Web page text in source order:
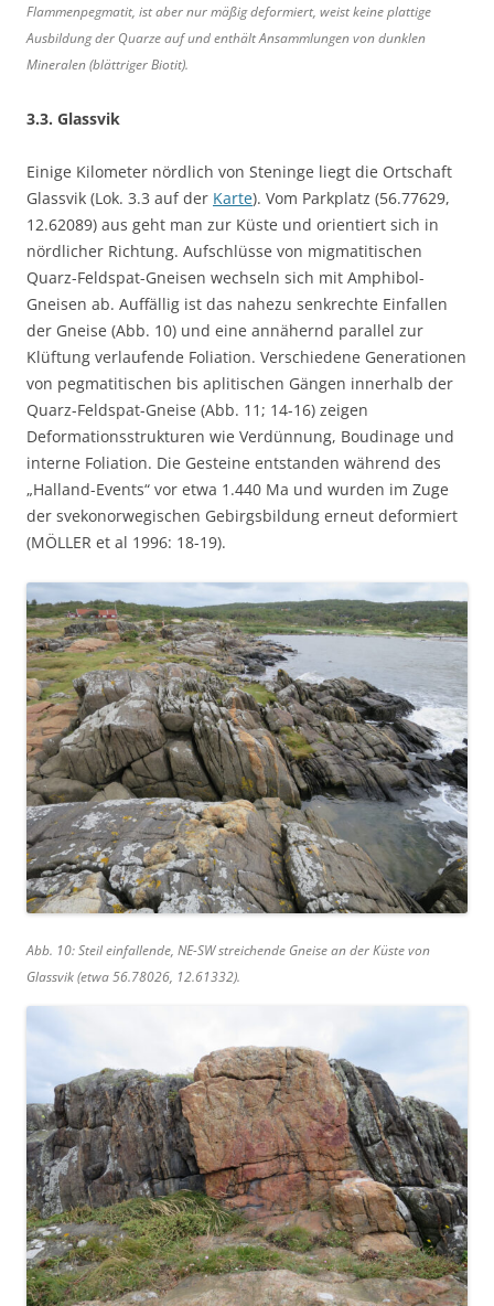
Flammenpegmatit, ist aber nur mäßig deformiert, weist keine plattige
Ausbildung der Quarze auf und enthält Ansammlungen von dunklen
Mineralen (blättriger Biotit).
3.3. Glassvik
Einige Kilometer nördlich von Steninge liegt die Ortschaft
Glassvik (Lok. 3.3 auf der Karte). Vom Parkplatz (56.77629,
12.62089) aus geht man zur Küste und orientiert sich in
nördlicher Richtung. Aufschlüsse von migmatitischen
Quarz-Feldspat-Gneisen wechseln sich mit Amphibol-
Gneisen ab. Auffällig ist das nahezu senkrechte Einfallen
der Gneise (Abb. 10) und eine annähernd parallel zur
Klüftung verlaufende Foliation. Verschiedene Generationen
von pegmatitischen bis aplitischen Gängen innerhalb der
Quarz-Feldspat-Gneise (Abb. 11; 14-16) zeigen
Deformationsstrukturen wie Verdünnung, Boudinage und
interne Foliation. Die Gesteine entstanden während des
„Halland-Events“ vor etwa 1.440 Ma und wurden im Zuge
der svekonorwegischen Gebirgsbildung erneut deformiert
(MÖLLER et al 1996: 18-19).
Abb. 10: Steil einfallende, NE-SW streichende Gneise an der Küste von
Glassvik (etwa 56.78026, 12.61332).